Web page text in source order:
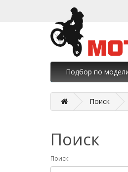
Подбор по
Поиск
Поиск
Поиск: